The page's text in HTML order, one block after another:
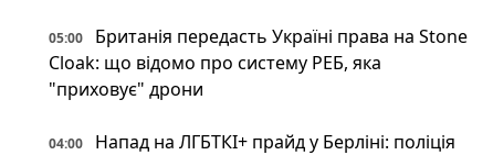
05:00
Британія передасть Україні права на Stone
Cloak: що відомо про систему РЕБ, яка
"приховує" дрони
04:00
Напад на ЛГБТКІ+ прайд у Берліні: поліція